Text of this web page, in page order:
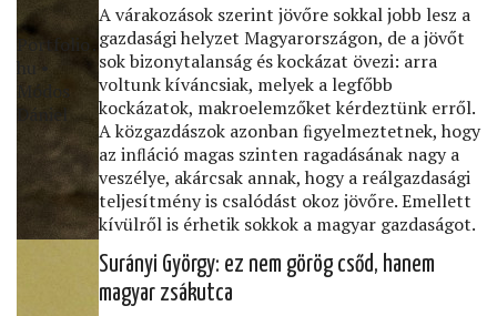
Portfolio․
Módos
Dániel
A várakozások szerint jövőre sokkal jobb lesz a
gazdasági helyzet Magyarországon, de a jövőt
sok bizonytalanság és kockázat övezi: arra
voltunk kíváncsiak, melyek a legfőbb
kockázatok, makroelemzőket kérdeztünk erről.
A közgazdászok azonban ﬁgyelmeztetnek, hogy
az inﬂáció magas szinten ragadásának nagy a
veszélye, akárcsak annak, hogy a reálgazdasági
teljesítmény is csalódást okoz jövőre. Emellett
kívülről is érhetik sokkok a magyar gazdaságot.
Surányi György: ez nem görög csőd, hanem
magyar zsákutca